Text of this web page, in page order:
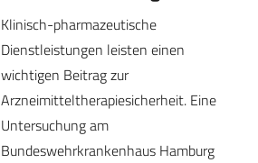
Klinisch-pharmazeutische
Dienstleistungen leisten einen
wichtigen Beitrag zur
Arzneimitteltherapiesicherheit. Eine
Untersuchung am
Bundeswehrkrankenhaus Hamburg